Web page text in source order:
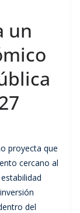
un
proyecta que
cercano al
del